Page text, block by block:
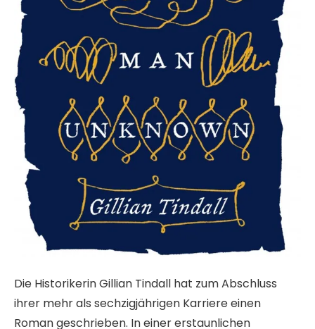
Die Historikerin Gillian Tindall hat zum Abschluss
ihrer mehr als sechzigjährigen Karriere einen
Roman geschrieben. In einer erstaunlichen